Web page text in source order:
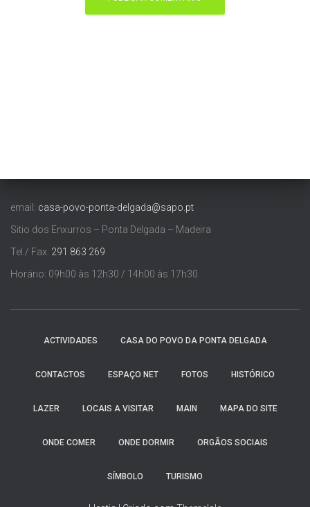
email: casa-povo-ponta-delgada@sapo.pt
Sitio dos Enxurros – Ponta Delgada – Madeira
Tel./ Fax: 291 863 269
Horário: 09h00 às 12h30 / 14h00 às 17h30
ACTIVIDADES CASA DO POVO DA PONTA DELGADA
CONTACTOS ESPAÇO NET FOTOS HISTÓRICO
LAZER LOCAIS A VISITAR MAIN MAPA DO SITE
ONDE COMER ONDE DORMIR ORGÃOS SOCIAIS
SÍMBOLO TURISMO